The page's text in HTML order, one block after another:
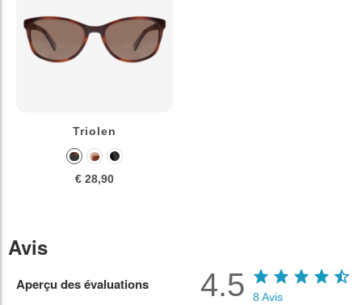
Triolen
€ 28,90
Avis
Aperçu des évaluations 4.5 8 Avis